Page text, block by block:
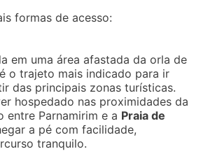
formas de acesso:
em uma área afastada da orla de
o trajeto mais indicado para ir
das principais zonas turísticas.
hospedado nas proximidades da
entre Parnamirim e a Praia de
a pé com facilidade,
tranquilo.